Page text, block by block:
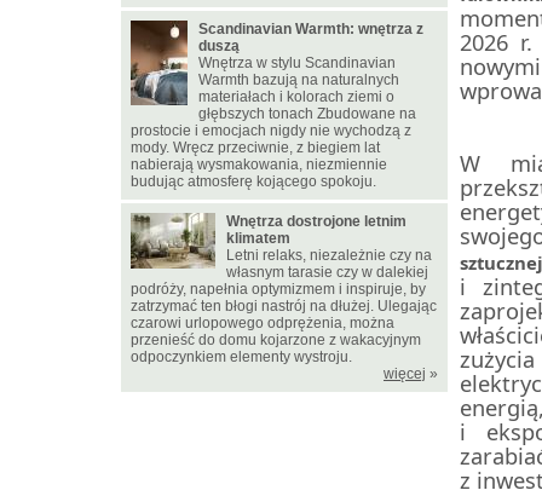
2026
W
i
i
z
Scandinavian Warmth: wnętrza z
duszą
Wnętrza w stylu Scandinavian
Warmth bazują na naturalnych
materiałach i kolorach ziemi o
głębszych tonach Zbudowane na
prostocie i emocjach nigdy nie wychodzą z
mody. Wręcz przeciwnie, z biegiem lat
nabierają wysmakowania, niezmiennie
budując atmosferę kojącego spokoju.
Wnętrza dostrojone letnim
klimatem
Letni relaks, niezależnie czy na
własnym tarasie czy w dalekiej
podróży, napełnia optymizmem i inspiruje, by
zatrzymać ten błogi nastrój na dłużej. Ulegając
czarowi urlopowego odprężenia, można
przenieść do domu kojarzone z wakacyjnym
odpoczynkiem elementy wystroju.
więcej »